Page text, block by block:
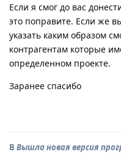
Если я смог до вас
это поправите. Если же
указать каким образом
контрагентам которые
определенном проекте.
Заранее спасибо
В Вышла новая версия